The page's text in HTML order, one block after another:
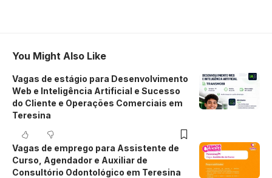
You Might Also Like
Vagas de estágio para Desenvolvimento
Web e Inteligência Artificial e Sucesso
do Cliente e Operações Comerciais em
Teresina
Vagas de emprego para Assistente de
Curso, Agendador e Auxiliar de
Consultório Odontológico em Teresina